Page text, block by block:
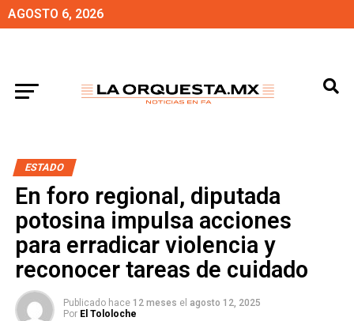
AGOSTO 6, 2026
ESTADO
En foro regional, diputada
potosina impulsa acciones
para erradicar violencia y
reconocer tareas de cuidado
Publicado hace 12 meses el agosto 12, 2025
Por El Tololoche